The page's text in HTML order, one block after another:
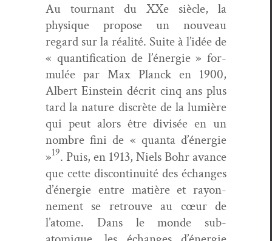
Au tour­nant du XXe siè­cle, la
physique pro­pose un nou­veau
regard sur la réal­ité. Suite à l’idée de
« quan­tifi­ca­tion de l’énergie » for­
mulée par Max Planck en 1900,
Albert Ein­stein décrit cinq ans plus
tard la nature dis­crète de la lumière
qui peut alors être divisée en un
nom­bre fini de « quan­ta d’énergie
»19. Puis, en 1913, Niels Bohr avance
que cette dis­con­ti­nu­ité des échanges
d’énergie entre matière et ray­on­
nement se retrou­ve au cœur de
l’atome. Dans le monde sub­